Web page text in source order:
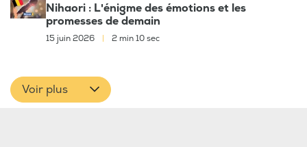
Nihaori : L'énigme des émotions et les
promesses de demain
15 juin 2026 | 2 min 10 sec
Voir plus